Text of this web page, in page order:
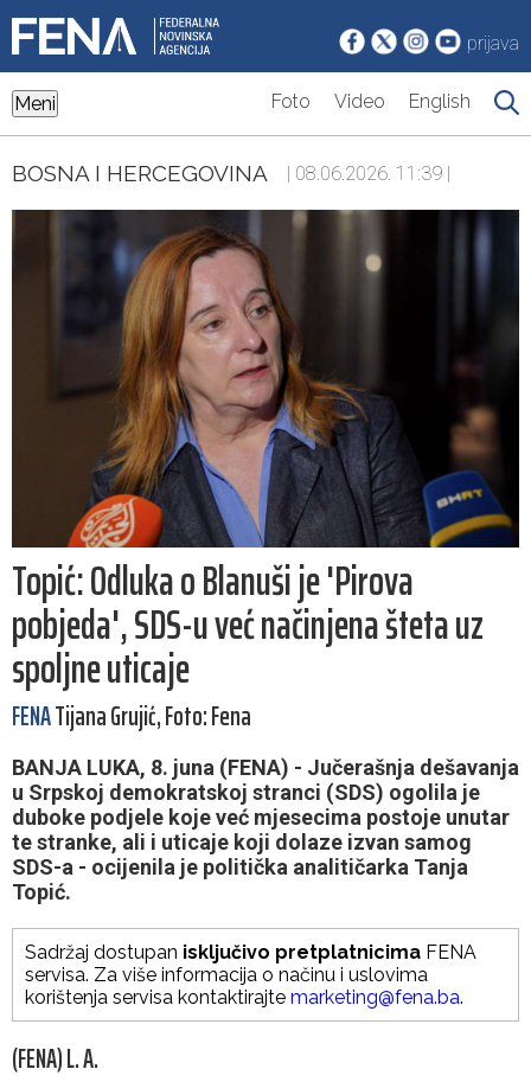
prijava
Meni Foto Video English
BOSNA I HERCEGOVINA | 08.06.2026. 11:39 |
Topić: Odluka o Blanuši je 'Pirova
pobjeda', SDS-u već načinjena šteta uz
spoljne uticaje
FENATijana Grujić, Foto: Fena
BANJA LUKA, 8. juna (FENA) - Jučerašnja dešavanja
u Srpskoj demokratskoj stranci (SDS) ogolila je
duboke podjele koje već mjesecima postoje unutar
te stranke, ali i uticaje koji dolaze izvan samog
SDS-a - ocijenila je politička analitičarka Tanja
Topić.
Sadržaj dostupan isključivo pretplatnicima FENA
servisa. Za više informacija o načinu i uslovima
korištenja servisa kontaktirajte marketing@fena.ba.
(FENA) L. A.